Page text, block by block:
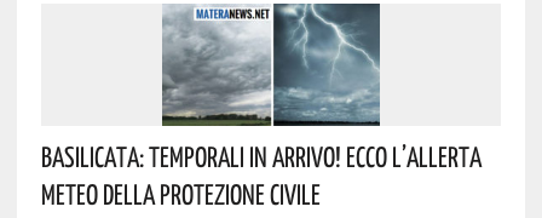
Basilicata: Temporali In Arrivo! Ecco L’allerta
Meteo Della Protezione Civile